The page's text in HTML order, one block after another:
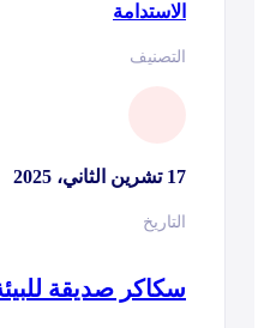
الاستدامة
التصنيف
17 تشرين الثاني، 2025
التاريخ
سكاكر صديقة للبيئة